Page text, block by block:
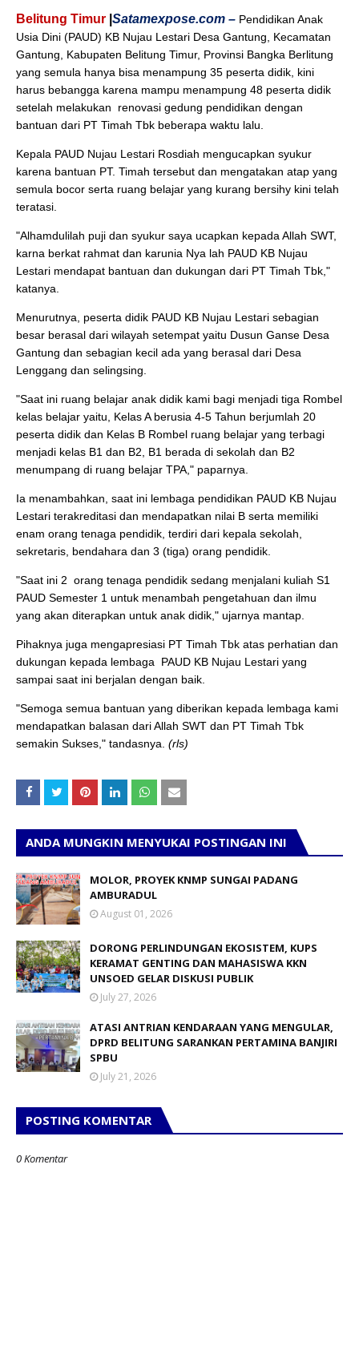
Belitung Timur Satamexpose.com – Pendidikan Anak
Usia Dini (PAUD) KB Nujau Lestari Desa Gantung, Kecamatan
Gantung, Kabupaten Belitung Timur, Provinsi Bangka Berlitung
yang semula hanya bisa menampung 35 peserta didik, kini
harus bebangga karena mampu menampung 48 peserta didik
setelah melakukan
renovasi gedung pendidikan dengan
bantuan dari PT Timah Tbk beberapa waktu lalu.
Kepala PAUD Nujau Lestari Rosdiah mengucapkan syukur
karena bantuan PT. Timah tersebut dan mengatakan atap yang
semula bocor serta ruang belajar yang kurang bersihy kini telah
teratasi.
"Alhamdulilah puji dan syukur saya ucapkan kepada Allah SWT,
karna berkat rahmat dan karunia Nya lah PAUD KB Nujau
Lestari mendapat bantuan dan dukungan dari PT Timah Tbk,"
katanya.
Menurutnya, peserta didik PAUD KB Nujau Lestari sebagian
besar berasal dari wilayah setempat yaitu Dusun Ganse Desa
Gantung dan sebagian kecil ada yang berasal dari Desa
Lenggang dan selingsing.
"Saat ini ruang belajar anak didik kami bagi menjadi tiga Rombel
kelas belajar yaitu, Kelas A berusia 4-5 Tahun berjumlah 20
peserta didik dan Kelas B Rombel ruang belajar yang terbagi
menjadi kelas B1 dan B2, B1 berada di sekolah dan B2
menumpang di ruang belajar TPA," paparnya.
Ia menambahkan, saat ini lembaga pendidikan PAUD KB Nujau
Lestari terakreditasi dan mendapatkan nilai B serta memiliki
enam orang tenaga pendidik, terdiri dari kepala sekolah,
sekretaris, bendahara dan 3 (tiga) orang pendidik.
"Saat ini 2 orang tenaga pendidik sedang menjalani kuliah S1
PAUD Semester 1 untuk menambah pengetahuan dan ilmu
yang akan diterapkan untuk anak didik," ujarnya mantap.
Pihaknya juga mengapresiasi PT Timah Tbk atas perhatian dan
dukungan kepada lembaga
PAUD KB Nujau Lestari yang
sampai saat ini berjalan dengan baik.
"Semoga semua bantuan yang diberikan kepada lembaga kami
mendapatkan balasan dari Allah SWT dan PT Timah Tbk
semakin Sukses," tandasnya. (rls)
ANDA MUNGKIN MENYUKAI POSTINGAN INI
MOLOR, PROYEK KNMP SUNGAI PADANG
AMBURADUL
August 01, 2026
DORONG PERLINDUNGAN EKOSISTEM, KUPS
KERAMAT GENTING DAN MAHASISWA KKN
UNSOED GELAR DISKUSI PUBLIK
July 27, 2026
ATASI ANTRIAN KENDARAAN YANG MENGULAR,
DPRD BELITUNG SARANKAN PERTAMINA BANJIRI
SPBU
July 21, 2026
POSTING KOMENTAR
0 Komentar